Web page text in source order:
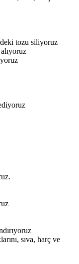
tozu siliyoruz
sıva, harç ve